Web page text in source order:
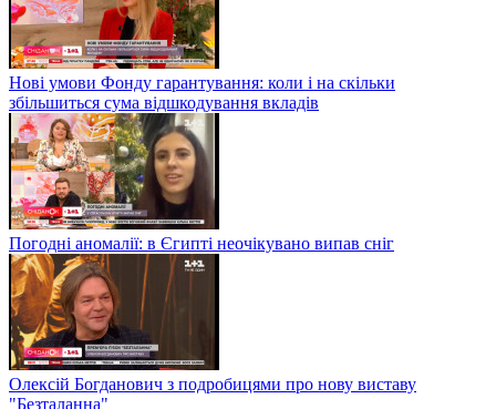
Нові умови Фонду гарантування: коли і на скільки
збільшиться сума відшкодування вкладів
Погодні аномалії: в Єгипті неочікувано випав сніг
Олексій Богданович з подробицями про нову виставу
"Безталанна"